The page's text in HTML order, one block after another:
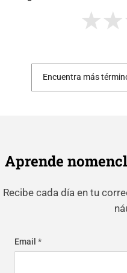
Encuentra más
Aprende
Recibe cada día en tu
Email *